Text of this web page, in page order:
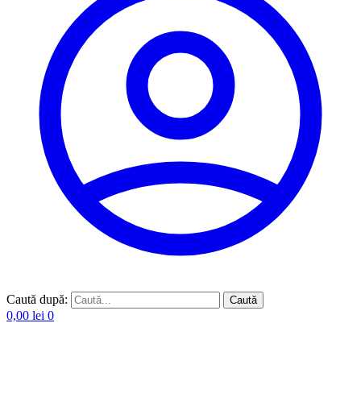
Caută după: Caută
0,00 lei 0